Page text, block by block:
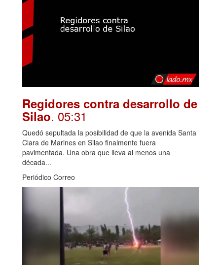
Regidores contra desarrollo de
Silao. 05:31
Quedó sepultada la posibilidad de que la avenida Santa
Clara de Marines en Silao finalmente fuera
pavimentada. Una obra que lleva al menos una
década...
Periódico Correo